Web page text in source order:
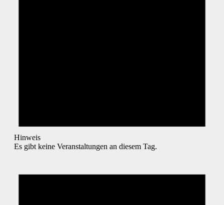
Hinweis
Es gibt keine Veranstaltungen an diesem Tag.